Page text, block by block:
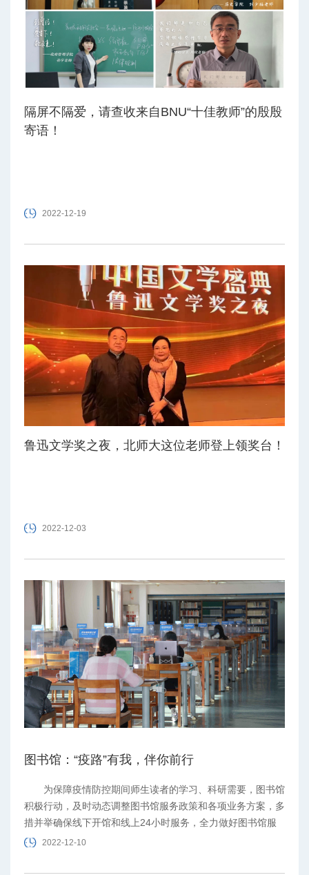
隔屏不隔爱，请查收来自BNU“十佳教师”的殷殷
寄语！
2022-12-19
鲁迅文学奖之夜，北师大这位老师登上领奖台！
2022-12-03
图书馆：“疫路”有我，伴你前行
为保障疫情防控期间师生读者的学习、科研需要，图书馆
积极行动，及时动态调整图书馆服务政策和各项业务方案，多
措并举确保线下开馆和线上24小时服务，全力做好图书馆服
务保障工作，与师生携手，战“疫”同行。
2022-12-10